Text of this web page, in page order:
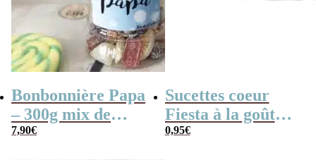
Bonbonnière Papa
– 300g mix de
bonbons anciens –
7,90€
Sucettes coeur
Fiesta à la goût
cerise x 3
0,95€